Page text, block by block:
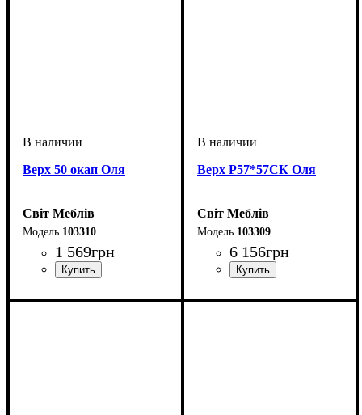
Верх 50 окап Оля
Світ Меблів
103310
1 569грн
Верх Р57*57СК Оля
Світ Меблів
103309
6 156грн